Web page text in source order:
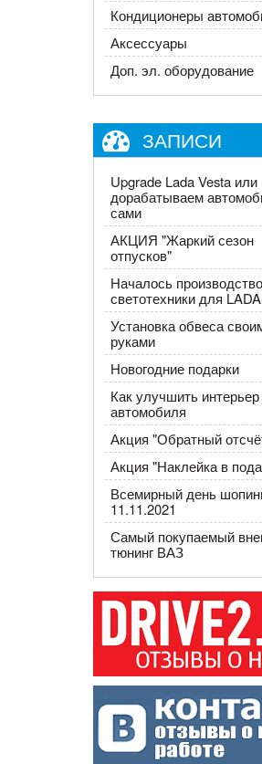
Кондиционеры
Аксессуары
Доп. эл. оборудование
ЗАПИСИ
Upgrade Lada Vesta или
дорабатываем
сами
АКЦИЯ "Жаркий сезон
отпусков"
Началось производство
светотехники для
Установка обвеса
руками
Новогодние подарки
Как улучшить интерьер
автомобиля
Акция "Обратный
Акция "Наклейка в
Всемирный день
11.11.2021
Самый покупаемый
тюнинг ВАЗ